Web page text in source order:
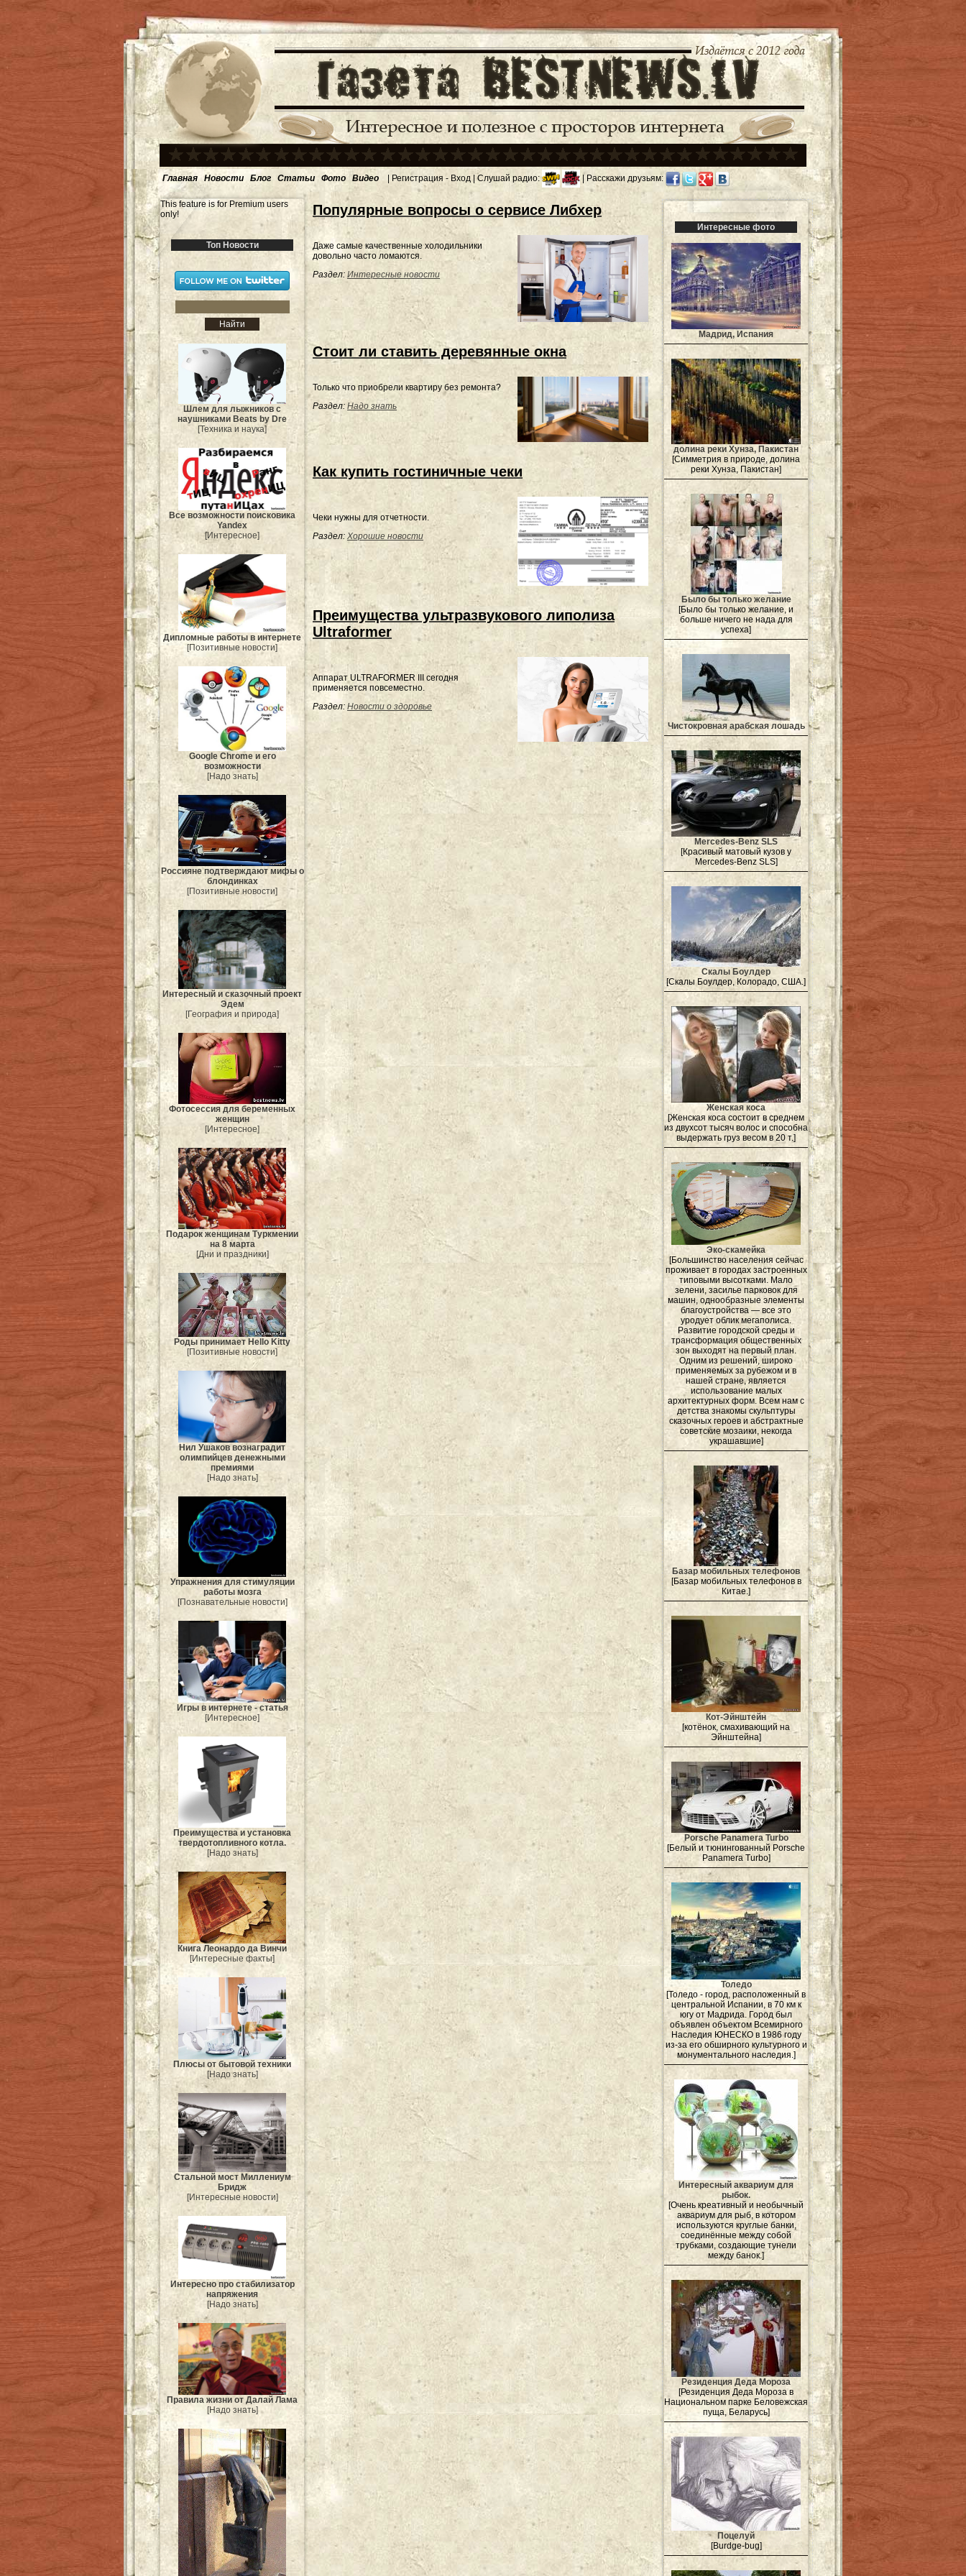
Главная Новости Блог Статьи Фото Видео | Регистрация - Вход | Слушай радио: | Расскажи друзьям:
This feature is for Premium users
only!
Топ Новости
Шлем для лыжников с
наушниками Beats by Dre
[Техника и наука]
Все возможности поисковика
Yandex
[Интересное]
Дипломные работы в интернете
[Позитивные новости]
Google Chrome и его
возможности
[Надо знать]
Россияне подтверждают мифы о
блондинках
[Позитивные новости]
Интересный и сказочный проект
Эдем
[География и природа]
Фотосессия для беременных
женщин
[Интересное]
Подарок женщинам Туркмении
на 8 марта
[Дни и праздники]
Роды принимает Hello Kitty
[Позитивные новости]
Нил Ушаков вознаградит
олимпийцев денежными
премиями
[Надо знать]
Упражнения для стимуляции
работы мозга
[Познавательные новости]
Игры в интернете - статья
[Интересное]
Преимущества и установка
твердотопливного котла.
[Надо знать]
Книга Леонардо да Винчи
[Интересные факты]
Плюсы от бытовой техники
[Надо знать]
Стальной мост Миллениум
Бридж
[Интересные новости]
Интересно про стабилизатор
напряжения
[Надо знать]
Правила жизни от Далай Лама
[Надо знать]
Популярные вопросы о сервисе Либхер
Даже самые качественные холодильники
довольно часто ломаются.
Раздел: Интересные новости
Стоит ли ставить деревянные окна
Только что приобрели квартиру без ремонта?
Раздел: Надо знать
Как купить гостиничные чеки
Чеки нужны для отчетности.
Раздел: Хорошие новости
Преимущества ультразвукового липолиза
Ultraformer
Аппарат ULTRAFORMER III сегодня
применяется повсеместно.
Раздел: Новости о здоровье
Интересные фото
Мадрид, Испания
долина реки Хунза, Пакистан
[Симметрия в природе, долина
реки Хунза, Пакистан]
Было бы только желание
[Было бы только желание, и
больше ничего не нада для
успеха]
Чистокровная арабская лошадь
Mercedes-Benz SLS
[Красивый матовый кузов у
Mercedes-Benz SLS]
Скалы Боулдер
[Скалы Боулдер, Колорадо, США.]
Женская коса
[Женская коса состоит в среднем
из двухсот тысяч волос и способна
выдержать груз весом в 20 т.]
Эко-скамейка
[Большинство населения сейчас
проживает в городах застроенных
типовыми высотками. Мало
зелени, засилье парковок для
машин, однообразные элементы
благоустройства — все это
уродует облик мегаполиса.
Развитие городской среды и
трансформация общественных
зон выходят на первый план.
Одним из решений, широко
применяемых за рубежом и в
нашей стране, является
использование малых
архитектурных форм. Всем нам с
детства знакомы скульптуры
сказочных героев и абстрактные
советские мозаики, некогда
украшавшие]
Базар мобильных телефонов
[Базар мобильных телефонов в
Китае.]
Кот-Эйнштейн
[котёнок, смахивающий на
Эйнштейна]
Porsche Panamera Turbo
[Белый и тюнингованный Porsche
Panamera Turbo]
Толедо
[Толедо - город, расположенный в
центральной Испании, в 70 км к
югу от Мадрида. Город был
объявлен объектом Всемирного
Наследия ЮНЕСКО в 1986 году
из-за его обширного культурного и
монументального наследия.]
Интересный аквариум для
рыбок.
[Очень креативный и необычный
аквариум для рыб, в котором
используются круглые банки,
соединённые между собой
трубками, создающие тунели
между банок.]
Резиденция Деда Мороза
[Резиденция Деда Мороза в
Национальном парке Беловежская
пуща, Беларусь]
Поцелуй
[Burdge-bug]